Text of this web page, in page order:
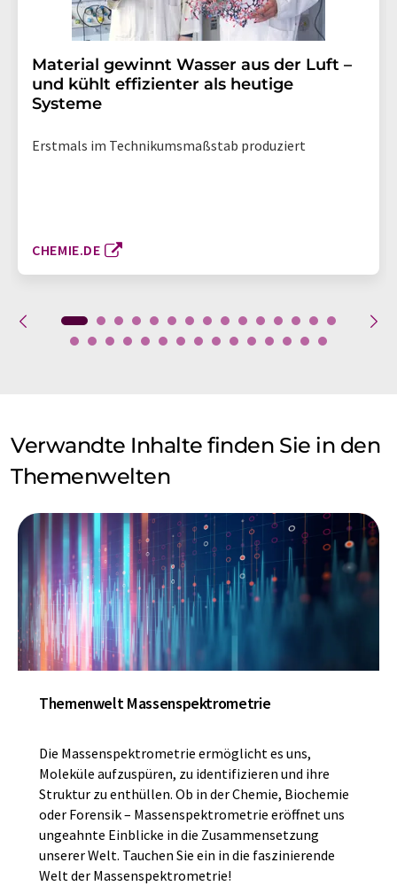
Material gewinnt Wasser aus der Luft –
und kühlt effizienter als heutige
Systeme
Erstmals im Technikumsmaßstab produziert
CHEMIE.DE
Verwandte Inhalte finden Sie in den
Themenwelten
Themenwelt Massenspektrometrie
Die Massenspektrometrie ermöglicht es uns,
Moleküle aufzuspüren, zu identifizieren und ihre
Struktur zu enthüllen. Ob in der Chemie, Biochemie
oder Forensik – Massenspektrometrie eröffnet uns
ungeahnte Einblicke in die Zusammensetzung
unserer Welt. Tauchen Sie ein in die faszinierende
Welt der Massenspektrometrie!